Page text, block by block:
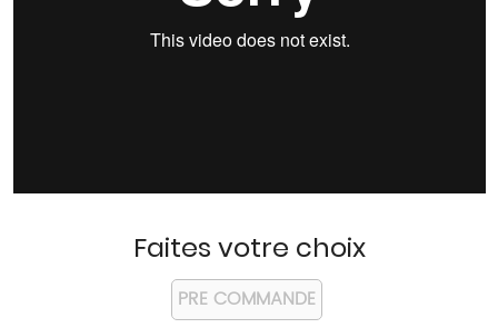
Faites votre choix
PRE COMMANDE